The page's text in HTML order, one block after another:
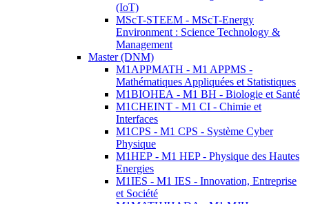
(IoT)
MScT-STEEM - MScT-Energy
Environment : Science Technology &
Management
Master (DNM)
M1APPMATH - M1 APPMS -
Mathématiques Appliquées et Statistiques
M1BIOHEA - M1 BH - Biologie et Santé
M1CHEINT - M1 CI - Chimie et
Interfaces
M1CPS - M1 CPS - Système Cyber
Physique
M1HEP - M1 HEP - Physique des Hautes
Energies
M1IES - M1 IES - Innovation, Entreprise
et Société